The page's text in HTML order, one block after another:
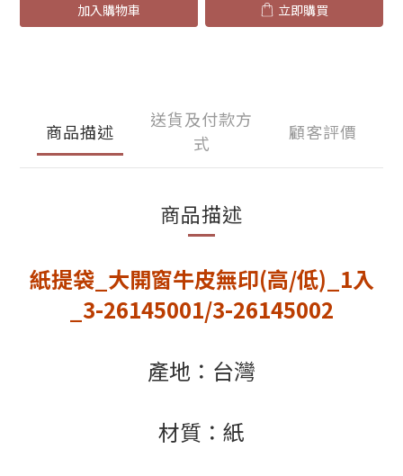
加入購物車 立即購買
商品描述
送貨及付款方
式
顧客評價
商品描述
紙提袋_大開窗牛皮無印(高/低)_1入
_3-26145001/3-26145002
產地：台灣
材質：紙